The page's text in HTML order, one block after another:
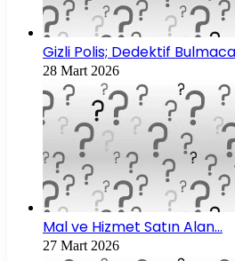
Gizli Polis; Dedektif
28 Mart 2026
Mal ve Hizmet Satın Alan…
27 Mart 2026